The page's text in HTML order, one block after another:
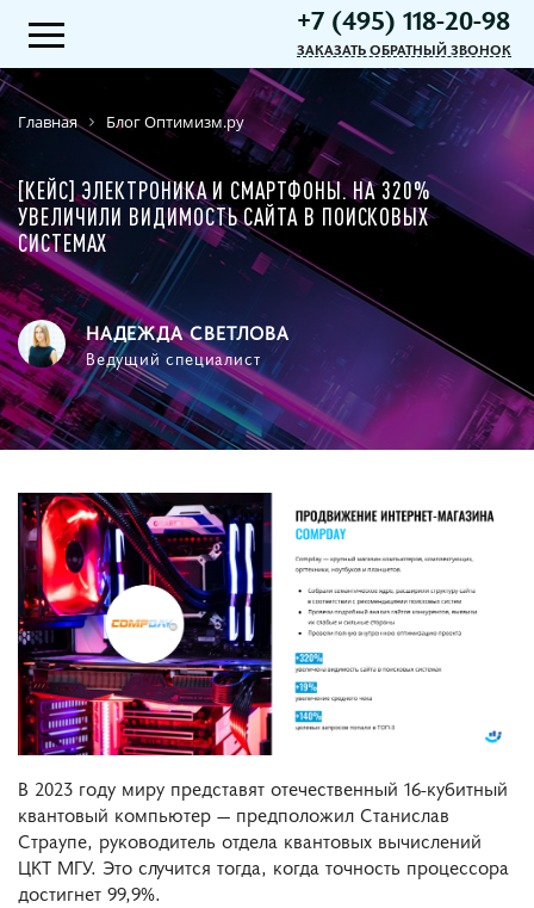
+7 (495) 118-20-98
ЗАКАЗАТЬ ОБРАТНЫЙ ЗВОНОК
Главная Блог Оптимизм.ру
[КЕЙС] ЭЛЕКТРОНИКА И СМАРТФОНЫ. НА 320%
УВЕЛИЧИЛИ ВИДИМОСТЬ САЙТА В ПОИСКОВЫХ
СИСТЕМАХ
НАДЕЖДА СВЕТЛОВА
Ведущий специалист
В 2023 году миру представят отечественный 16-кубитный
квантовый компьютер — предположил Станислав
Страупе, руководитель отдела квантовых вычислений
ЦКТ МГУ. Это случится тогда, когда точность процессора
достигнет 99,9%.